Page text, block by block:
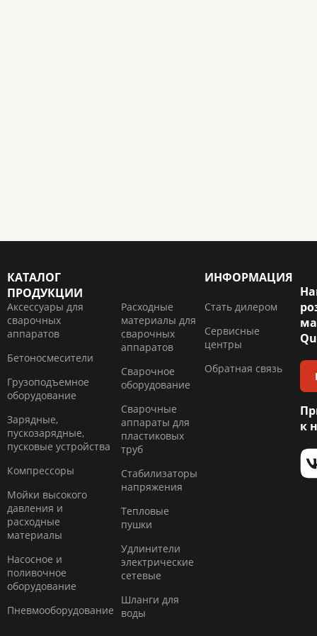
КАТАЛОГ
ПРОДУКЦИИ
Аксессуары для
сварочных
аппаратов
Бетоносмесители
Грузоподъемное
оборудование
Зарядные,
пускозарядные,
пусковые устройства
Компресcоры
Мойки высокого
давления и
расходные
материалы
Насосное и
поливочное
оборудование
Пневмооборудование
Расходные
материалы для
сварочных
аппаратов
Сварочное
оборудование
Сварочные
аппараты для
пластиковых
труб
Стабилизаторы
напряжения
Тепловые
пушки
Удлинители
электрические
сетевые
Шланги для
воды
ИНФОРМАЦИЯ
Стать дилером
Сервисные
центры
Обратная связь
к